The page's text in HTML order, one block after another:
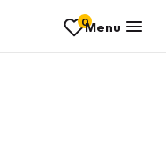
0Menu